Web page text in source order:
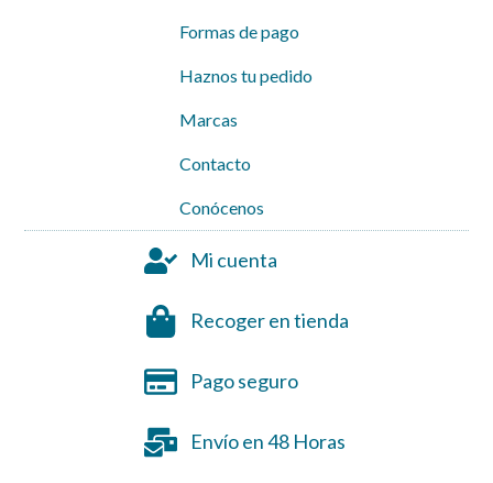
Formas de pago
Haznos tu pedido
Marcas
Contacto
Conócenos
Mi cuenta
Recoger en tienda
Pago seguro
Envío en 48 Horas